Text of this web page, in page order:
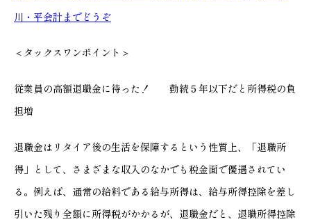
川・平会計までどうぞ
＜タックスワンポイント＞
従業員の高額退職金に待った！ 勤続５年以下だと所得税の負
担増
退職金はリタイア後の生活を保障するという性質上、「退職所
得」として、さまざまな収入のなかでも税金面で優遇されてい
る。例えば、通常の給料である給与所得は、給与所得控除を差し
引いた残り全額に所得税がかかるが、退職金だと、退職所得控除